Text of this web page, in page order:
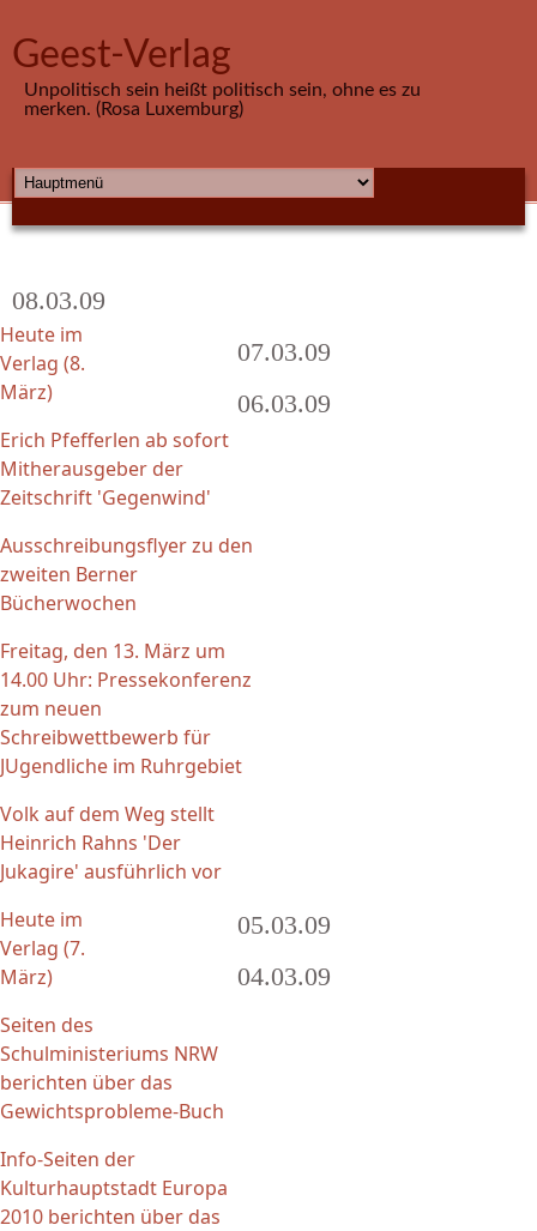
Geest-Verlag
Unpolitisch sein heißt politisch sein, ohne es zu
merken. (Rosa Luxemburg)
HAUPTMENÜ
08.03.09
Heute im
Verlag (8.
März)
07.03.09
Erich Pfefferlen ab sofort
Mitherausgeber der
Zeitschrift 'Gegenwind'
Ausschreibungsflyer zu den
zweiten Berner
Bücherwochen
Freitag, den 13. März um
14.00 Uhr: Pressekonferenz
zum neuen
Schreibwettbewerb für
JUgendliche im Ruhrgebiet
Volk auf dem Weg stellt
Heinrich Rahns 'Der
Jukagire' ausführlich vor
Heute im
Verlag (7.
März)
Seiten des
Schulministeriums NRW
berichten über das
Gewichtsprobleme-Buch
Info-Seiten der
Kulturhauptstadt Europa
2010 berichten über das
06.03.09
05.03.09
04.03.09
Seiten